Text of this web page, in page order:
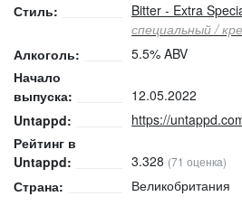
Стиль:
Bitter - Extra
специальный /
Алкоголь:
5.5% ABV
Начало
выпуска:
12.05.2022
Untappd:
https://
Рейтинг в
Untappd:
3.328 (71 оценка)
Страна: Великобритания